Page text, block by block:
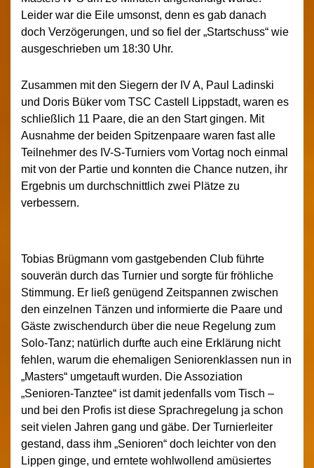
Leider war die Eile umsonst, denn es gab danach
doch Verzögerungen, und so fiel der „Startschuss“ wie
ausgeschrieben um 18:30 Uhr.
Zusammen mit den Siegern der IV A, Paul Ladinski
und Doris Büker vom TSC Castell Lippstadt, waren es
schließlich 11 Paare, die an den Start gingen. Mit
Ausnahme der beiden Spitzenpaare waren fast alle
Teilnehmer des IV-S-Turniers vom Vortag noch einmal
mit von der Partie und konnten die Chance nutzen, ihr
Ergebnis um durchschnittlich zwei Plätze zu
verbessern.
Tobias Brügmann vom gastgebenden Club führte
souverän durch das Turnier und sorgte für fröhliche
Stimmung. Er ließ genügend Zeitspannen zwischen
den einzelnen Tänzen und informierte die Paare und
Gäste zwischendurch über die neue Regelung zum
Solo-Tanz; natürlich durfte auch eine Erklärung nicht
fehlen, warum die ehemaligen Seniorenklassen nun in
„Masters“ umgetauft wurden. Die Assoziation
„Senioren-Tanztee“ ist damit jedenfalls vom Tisch –
und bei den Profis ist diese Sprachregelung ja schon
seit vielen Jahren gang und gäbe. Der Turnierleiter
gestand, dass ihm „Senioren“ doch leichter von den
Lippen ginge, und erntete wohlwollend amüsiertes